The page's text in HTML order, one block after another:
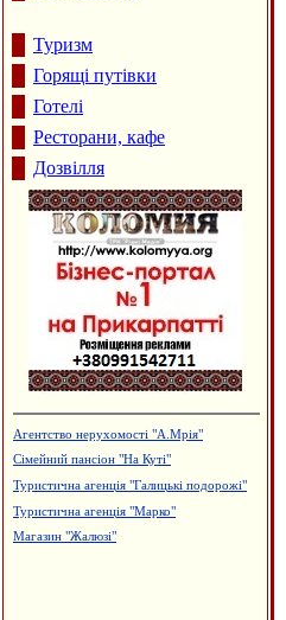
Туризм
Горящі путівки
Готелі
Ресторани, кафе
Дозвілля
Агентство нерухомості "А.Мрія"
Сімейний пансіон "На Куті"
Туристична агенція "Галицькі подорожі"
Туристична агенція "Марко"
Магазин "Жалюзі"